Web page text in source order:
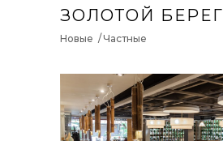
ЗОЛОТОЙ БЕРЕГ
Новые Частные